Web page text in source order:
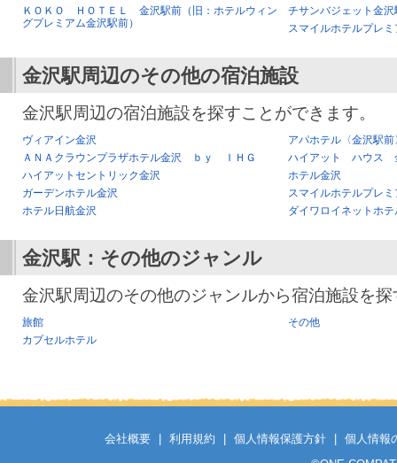
ＫＯＫＯ ＨＯＴＥＬ 金沢駅前（旧：ホテルウィン
グプレミアム金沢駅前）
チサンバジェット金沢
スマイルホテルプレ
金沢駅周辺のその他の宿泊施設
金沢駅周辺の宿泊施設を探すことができます。
ヴィアイン金沢
アパホテル〈金沢駅前
ＡＮＡクラウンプラザホテル金沢 ｂｙ ＩＨＧ
ハイアット ハウス
ハイアットセントリック金沢
ホテル金沢
ガーデンホテル金沢
スマイルホテルプレ
ホテル日航金沢
ダイワロイネットホ
金沢駅 ：その他のジャンル
金沢駅周辺のその他のジャンルから宿泊施設を
旅館
その他
カプセルホテル
会社概要 利用規約 個人情報保護方針
個人情報